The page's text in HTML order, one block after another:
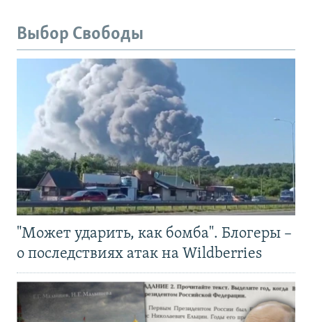
Выбор Свободы
"Может ударить, как бомба". Блогеры –
о последствиях атак на Wildberries